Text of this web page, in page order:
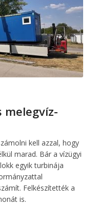
melegvíz-
kell azzal, hogy
marad. Bár a vízügyi
egyik turbinája
Felkészítették a
is.